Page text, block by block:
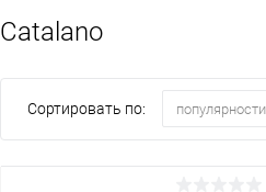
Catalano
Сортировать по: популярности